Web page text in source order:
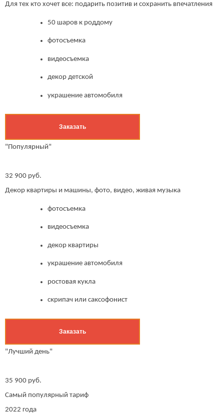
Для тех кто хочет все: подарить позитив и сохранить впечатления
50 шаров к роддому
фотосъемка
видеосъемка
декор детской
украшение автомобиля
Заказать
"Популярный"
32 900 руб.
Декор квартиры и машины, фото, видео, живая музыка
фотосъемка
видеосъемка
декор квартиры
украшение автомобиля
ростовая кукла
скрипач или саксофонист
Заказать
"Лучший день"
35 900 руб.
Самый популярный тариф
2022 года